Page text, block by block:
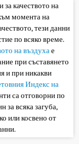
за качеството на
момента на
тези данни
по всяко време.
на въздухае
при съставянето
и при никакви
Индекс на
са отговорни по
за всяка загуба,
или косвено от